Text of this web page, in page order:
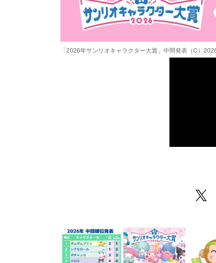
「2026年サンリオキャラクター大賞」中間発表（C）